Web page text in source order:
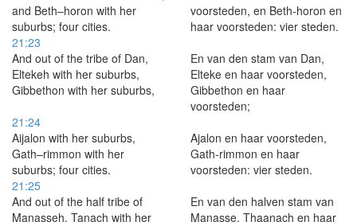
and Beth–horon with her
suburbs; four cities.
voorsteden, en Beth-horon en
haar voorsteden: vier steden.
21:23
And out of the tribe of Dan,
Eltekeh with her suburbs,
Gibbethon with her suburbs,
En van den stam van Dan,
Elteke en haar voorsteden,
Gibbethon en haar
voorsteden;
21:24
Aijalon with her suburbs,
Gath–rimmon with her
suburbs; four cities.
Ajalon en haar voorsteden,
Gath-rimmon en haar
voorsteden: vier steden.
21:25
And out of the half tribe of
Manasseh, Tanach with her
En van den halven stam van
Manasse, Thaanach en haar